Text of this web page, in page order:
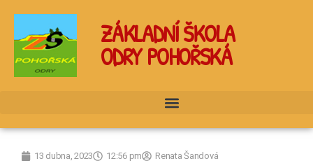
ZÁKLADNÍ ŠKOLA
ODRY POHOŘSKÁ
13 dubna, 2023 12:56 pm Renata Šandová